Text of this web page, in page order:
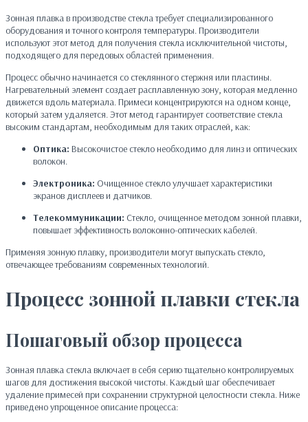
Зонная плавка в производстве стекла требует специализированного
оборудования и точного контроля температуры. Производители
используют этот метод для получения стекла исключительной чистоты,
подходящего для передовых областей применения.
Процесс обычно начинается со стеклянного стержня или пластины.
Нагревательный элемент создает расплавленную зону, которая медленно
движется вдоль материала. Примеси концентрируются на одном конце,
который затем удаляется. Этот метод гарантирует соответствие стекла
высоким стандартам, необходимым для таких отраслей, как:
Оптика: Высокочистое стекло необходимо для линз и оптических
волокон.
Электроника: Очищенное стекло улучшает характеристики
экранов дисплеев и датчиков.
Телекоммуникации: Стекло, очищенное методом зонной плавки,
повышает эффективность волоконно-оптических кабелей.
Применяя зонную плавку, производители могут выпускать стекло,
отвечающее требованиям современных технологий.
Процесс зонной плавки стекла
Пошаговый обзор процесса
Зонная плавка стекла включает в себя серию тщательно контролируемых
шагов для достижения высокой чистоты. Каждый шаг обеспечивает
удаление примесей при сохранении структурной целостности стекла. Ниже
приведено упрощенное описание процесса: